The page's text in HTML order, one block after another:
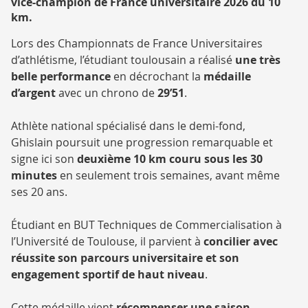
SPORTIVE
PALMARÈS
DE L'UT3
km.
Lors des Championnats de France Universitaires
d’athlétisme, l’étudiant toulousain a réalisé une très
belle performance en décrochant la médaille
d’argentavec un chrono de29’51.
Athlète national spécialisé dans le demi-fond,
Ghislain poursuit une progression remarquable et
signe ici son deuxième 10 km couru sous les 30
minutes en seulement trois semaines, avant même
ses 20 ans.
Étudiant en BUT Techniques de Commercialisation à
l’Université de Toulouse, il parvient à concilier avec
réussiteson parcours universitaire et son
engagement sportif de haut niveau.